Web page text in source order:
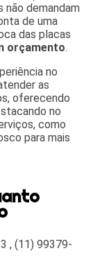
não demandam
de uma
das placas
orçamento.
no
as
oferecendo
no
como
para mais
,(11) 99379-